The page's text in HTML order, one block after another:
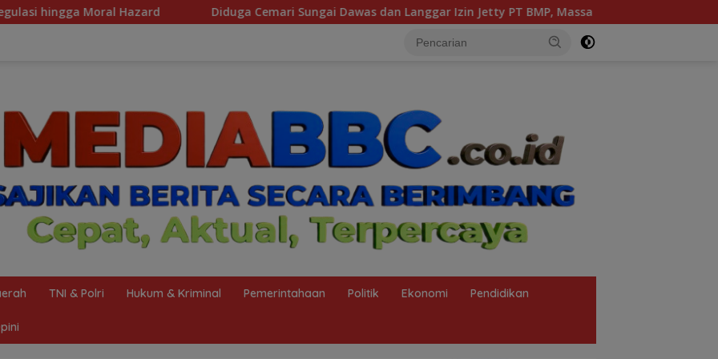
Diduga Cemari Sungai Dawas dan Langgar Izin Jetty PT BMP, Massa POSE RI dan Barikade 98 Gelar Aksi Mendesak
TNI & Polri Hukum & Kriminal Pemerintahaan Politik Ekonomi Pendidikan